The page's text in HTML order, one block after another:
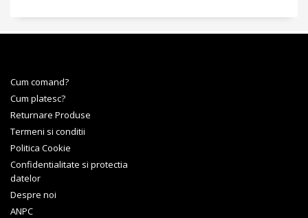
Cum comand?
Cum platesc?
Returnare Produse
Termeni si conditii
Politica Cookie
Confidentialitate si protectia
datelor
Despre noi
ANPC